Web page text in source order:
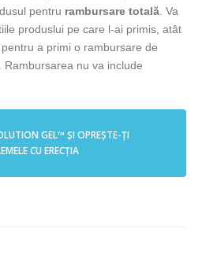
pentru rambursare totală. Va
produslui pe care l-ai primis, atât
a primi o rambursare de
nu va include
GEL™ ŞI OPREŞTE-ŢI
CU ERECŢIA